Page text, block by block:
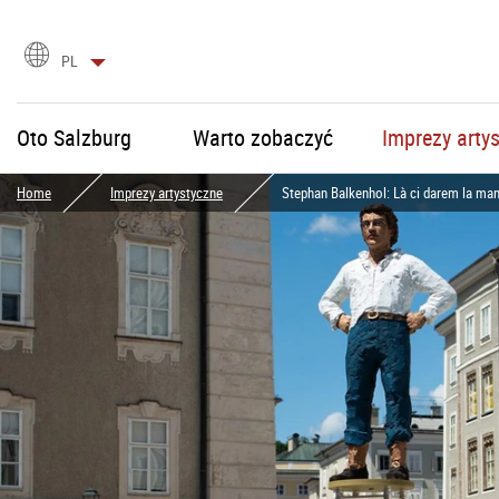
Wybór
języka
PL
Oto Salzburg Warto zobaczyć Imprezy
Home Imprezy artystyczne Stephan Balkenhol: Là ci darem la